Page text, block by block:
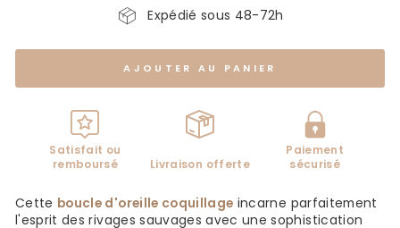
Expédié sous 48-72h
AJOUTER AU PANIER
Satisfait ou
remboursé
Livraison offerte
Paiement
sécurisé
Cette boucle d'oreille coquillage incarne parfaitement
l'esprit des rivages sauvages avec une sophistication